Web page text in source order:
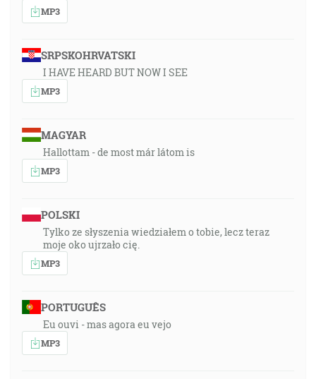
MP3
SRPSKOHRVATSKI
I HAVE HEARD BUT NOW I SEE
MP3
MAGYAR
Hallottam - de most már látom is
MP3
POLSKI
Tylko ze słyszenia wiedziałem o tobie, lecz teraz
moje oko ujrzało cię.
MP3
PORTUGUÊS
Eu ouvi - mas agora eu vejo
MP3